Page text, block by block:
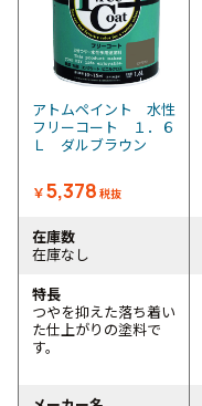
アトムペイント 水性
フリーコート １．６
Ｌ ダルブラウン
￥5,378 税抜
在庫数
在庫なし
特長
つやを抑えた落ち着い
た仕上がりの塗料で
す。